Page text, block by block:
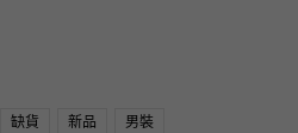
缺貨 新品 男裝